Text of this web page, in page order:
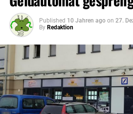
Published 10 Jahren ago on 27.
By Redaktion